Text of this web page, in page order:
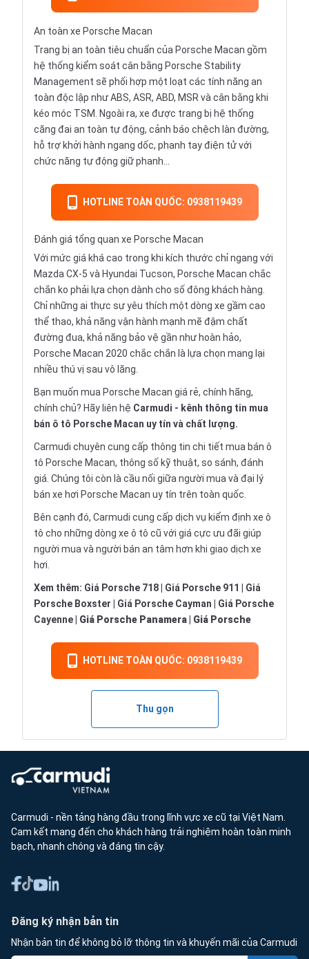
An toàn xe Porsche Macan
Trang bị an toàn tiêu chuẩn của Porsche Macan gồm
hệ thống kiểm soát cân bằng Porsche Stability
Management sẽ phối hợp một loạt các tính năng an
toàn độc lập như ABS, ASR, ABD, MSR và cân bằng khi
kéo móc TSM. Ngoài ra, xe được trang bị hệ thống
căng đai an toàn tự động, cảnh báo chệch làn đường,
hỗ trợ khởi hành ngang dốc, phanh tay điện tử với
chức năng tự động giữ phanh...
HOTLINE TOÀN QUỐC: 0938119439
Đánh giá tổng quan xe Porsche Macan
Với mức giá khá cao trong khi kích thước chỉ ngang với
Mazda CX-5 và Hyundai Tucson, Porsche Macan chắc
chắn ko phải lựa chọn dành cho số đông khách hàng.
Chỉ những ai thực sự yêu thích một dòng xe gầm cao
thể thao, khả năng vận hành mạnh mẽ đậm chất
đường đua, khả năng bảo vệ gần như hoàn hảo,
Porsche Macan 2020 chắc chắn là lựa chọn mang lại
nhiều thú vị sau vô lăng.
Bạn muốn mua Porsche Macan giá rẻ, chính hãng,
chính chủ? Hãy liên hệ Carmudi - kênh thông tin mua
bán ô tô Porsche Macan uy tín và chất lượng.
Carmudi chuyên cung cấp thông tin chi tiết mua bán ô
tô Porsche Macan, thông số kỹ thuật, so sánh, đánh
giá. Chúng tôi còn là cầu nối giữa người mua và đại lý
bán xe hơi Porsche Macan uy tín trên toàn quốc.
Bên cạnh đó, Carmudi cung cấp dịch vụ kiểm định xe ô
tô cho những dòng xe ô tô cũ với giá cực ưu đãi giúp
người mua và người bán an tâm hơn khi giao dịch xe
hơi.
Xem thêm: Giá Porsche 718 Giá Porsche 911
Giá
Porsche Boxster
Giá Porsche Cayman
Giá Porsche
Cayenne
Giá Porsche Panamera Giá Porsche
HOTLINE TOÀN QUỐC: 0938119439
Thu gọn
Carmudi - nền tảng hàng đầu trong lĩnh vực xe cũ tại Việt Nam.
Cam kết mang đến cho khách hàng trải nghiệm hoàn toàn minh
bạch, nhanh chóng và đáng tin cậy.
Đăng ký nhận bản tin
Nhận bản tin để không bỏ lỡ thông tin và khuyến mãi của Carmudi